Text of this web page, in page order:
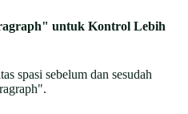
untuk Kontrol Lebih
spasi sebelum dan sesudah